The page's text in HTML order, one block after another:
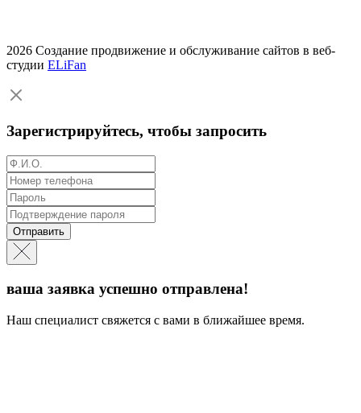
2026 Создание продвижение и обслуживание сайтов в веб-
студии ELiFan
Зарегистрируйтесь, чтобы запросить
Отправить
ваша заявка успешно отправлена!
Наш специалист свяжется с вами в ближайшее время.